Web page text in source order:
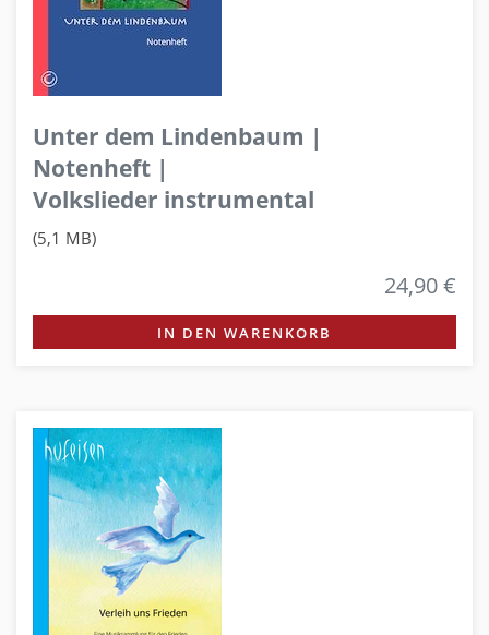
Unter dem Lindenbaum |
Notenheft |
Volkslieder instrumental
(5,1 MB)
24,90 €
IN DEN WARENKORB